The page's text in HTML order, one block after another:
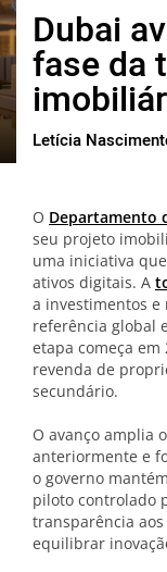
한국어
العربية
ไทย
ქართული
Dubai
fase da
Letícia
O Departamento
seu projeto
uma iniciativa
ativos digitais. A
a investimentos e
referência global
etapa começa
revenda de
secundário.
O avanço amplia
anteriormente e
o governo
piloto controlado
transparência
equilibrar